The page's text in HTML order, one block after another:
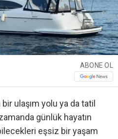
ABONE OL
ulaşım yolu ya da tatil
günlük hayatın
eşsiz bir yaşam